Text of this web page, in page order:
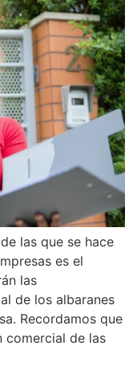
las que se hace
es el
las
de los albaranes
Recordamos que
comercial de las